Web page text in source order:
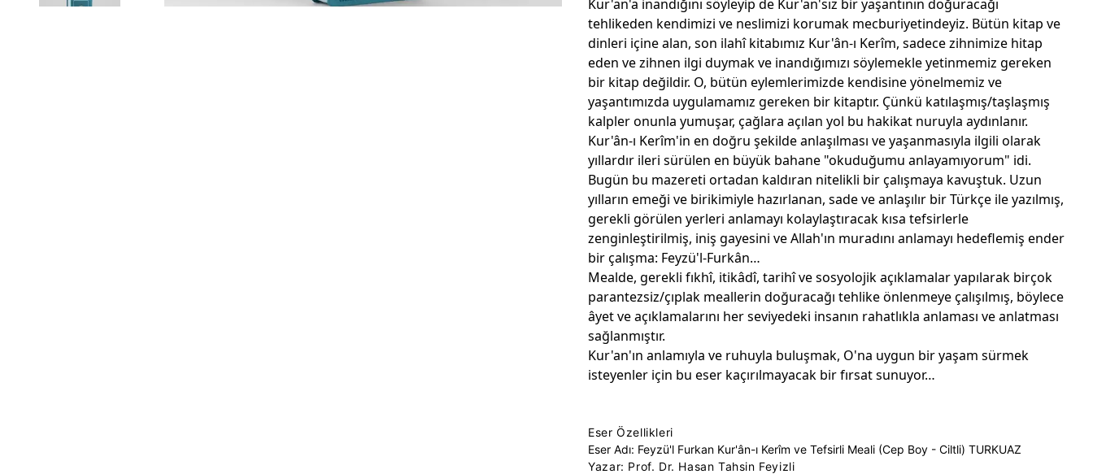
Kur'an'a inandığını söyleyip de Kur'an'sız bir yaşantının doğuracağı
tehlikeden kendimizi ve neslimizi korumak mecburiyetindeyiz. Bütün kitap ve
dinleri içine alan, son ilahî kitabımız Kur'ân-ı Kerîm, sadece zihnimize hitap
eden ve zihnen ilgi duymak ve inandığımızı söylemekle yetinmemiz gereken
bir kitap değildir. O, bütün eylemlerimizde kendisine yönelmemiz ve
yaşantımızda uygulamamız gereken bir kitaptır. Çünkü katılaşmış/taşlaşmış
kalpler onunla yumuşar, çağlara açılan yol bu hakikat nuruyla aydınlanır.
Kur'ân-ı Kerîm'in en doğru şekilde anlaşılması ve yaşanmasıyla ilgili olarak
yıllardır ileri sürülen en büyük bahane "okuduğumu anlayamıyorum" idi.
Bugün bu mazereti ortadan kaldıran nitelikli bir çalışmaya kavuştuk. Uzun
yılların emeği ve birikimiyle hazırlanan, sade ve anlaşılır bir Türkçe ile yazılmış,
gerekli görülen yerleri anlamayı kolaylaştıracak kısa tefsirlerle
zenginleştirilmiş, iniş gayesini ve Allah'ın muradını anlamayı hedeflemiş ender
bir çalışma: Feyzü'l-Furkân…
Mealde, gerekli fıkhî, itikâdî, tarihî ve sosyolojik açıklamalar yapılarak birçok
parantezsiz/çıplak meallerin doğuracağı tehlike önlenmeye çalışılmış, böylece
âyet ve açıklamalarını her seviyedeki insanın rahatlıkla anlaması ve anlatması
sağlanmıştır.
Kur'an'ın anlamıyla ve ruhuyla buluşmak, O'na uygun bir yaşam sürmek
isteyenler için bu eser kaçırılmayacak bir fırsat sunuyor…
Eser Özellikleri
Eser Adı: Feyzü'l Furkan Kur'ân-ı Kerîm ve Tefsirli Meali (Cep Boy - Ciltli) TURKUAZ
Yazar: Prof. Dr. Hasan Tahsin Feyizli